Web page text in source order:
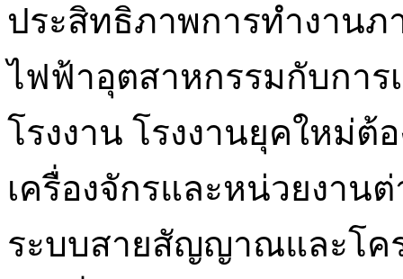
ประสิทธิภาพการทำงานภ
ไฟฟ้าอุตสาหกรรมกับการ
โรงงาน โรงงานยุคใหม่ต้
เครื่องจักรและหน่วยงาน
ระบบสายสัญญาณและโค